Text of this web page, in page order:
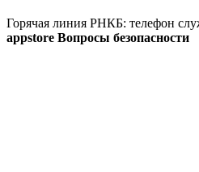
Горячая линия РНКБ: телефон
appstore Вопросы безопасности